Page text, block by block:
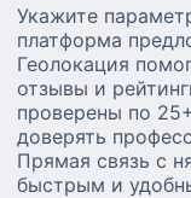
Укажите
платформа
Геолокация
отзывы и
проверены по
доверять
Прямая связь с
быстрым и